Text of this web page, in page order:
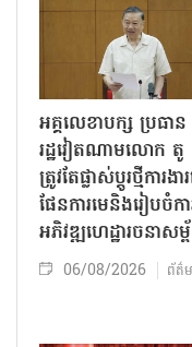
អគ្គលេខាបក្ស ប្រធាន
រដ្ឋវៀតណាមលោក
ត្រូវតែផ្លាស់ប្ដូរថ្មីការងារ
ផែនការមេនិងរៀបចំកា
អភិវឌ្ឍហេដ្ឋារចនាសម្ព័
06/08/2026 ព័ត៌